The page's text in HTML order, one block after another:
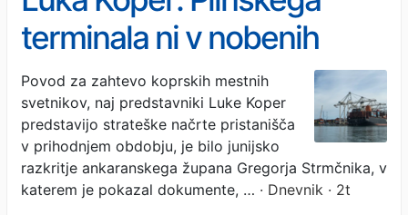
terminala ni v nobenih
načrtih, gre le za skice
Povod za zahtevo koprskih mestnih
svetnikov, naj predstavniki Luke Koper
predstavijo strateške načrte pristanišča
v prihodnjem obdobju, je bilo junijsko
razkritje ankaranskega župana Gregorja Strmčnika, v
katerem je pokazal dokumente, … · Dnevnik · 2t